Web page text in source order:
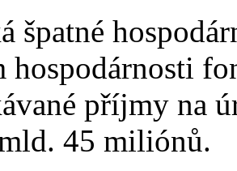
špatné
hospodárnosti
příjmy na
45 miliónů.